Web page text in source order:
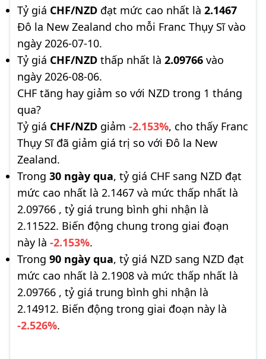
Tỷ giá CHF/NZD đạt mức cao nhất là 2.1467
Đô la New Zealand cho mỗi Franc Thụy Sĩ vào
ngày 2026-07-10.
Tỷ giá CHF/NZD thấp nhất là 2.09766 vào
ngày 2026-08-06.
CHF tăng hay giảm so với NZD trong 1 tháng
qua?
Tỷ giá CHF/NZD giảm -2.153%, cho thấy Franc
Thụy Sĩ đã giảm giá trị so với Đô la New
Zealand.
Trong 30 ngày qua, tỷ giá CHF sang NZD đạt
mức cao nhất là 2.1467 và mức thấp nhất là
2.09766 , tỷ giá trung bình ghi nhận là
2.11522. Biến động chung trong giai đoạn
này là -2.153%.
Trong 90 ngày qua, tỷ giá NZD sang NZD đạt
mức cao nhất là 2.1908 và mức thấp nhất là
2.09766 , tỷ giá trung bình ghi nhận là
2.14912. Biến động trong giai đoạn này là
-2.526%.